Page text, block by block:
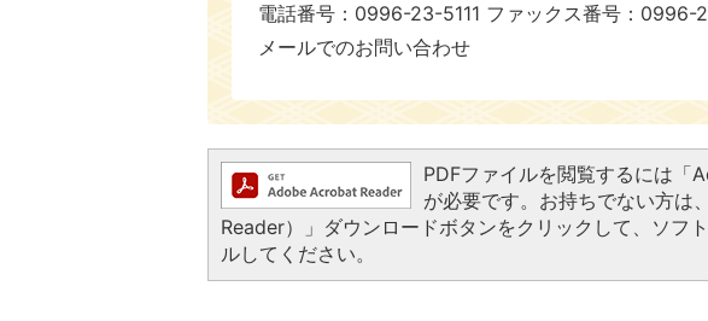
電話番号：0996-23-5111 ファックス番号：0996-
メールでのお問い合わせ
PDFファイルを閲覧するには「
が必要です。お持ちでない方
Reader）」ダウンロードボタンをクリックして、ソフ
ルしてください。